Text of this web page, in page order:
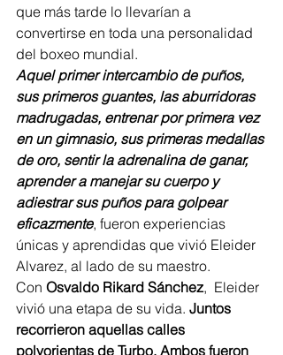
que más tarde lo llevarían a
convertirse en toda una personalidad
del boxeo mundial.
Aquel primer intercambio de puños,
sus primeros guantes, las aburridoras
madrugadas, entrenar por primera vez
en un gimnasio, sus primeras medallas
de oro, sentir la adrenalina de ganar,
aprender a manejar su cuerpo y
adiestrar sus puños para golpear
eficazmente, fueron experiencias
únicas y aprendidas que vivió Eleider
Alvarez, al lado de su maestro.
Con Osvaldo Rikard Sánchez,  Eleider
vivió una etapa de su vida. Juntos
recorrieron aquellas calles
polvorientas de Turbo. Ambos fueron